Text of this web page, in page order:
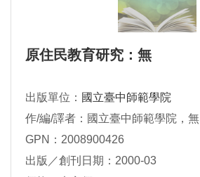
原住民教育研究：無
出版單位： 國立臺中師範學院
作/編/譯者：國立臺中師範學院，無
GPN：2008900426
出版／創刊日期：2000-03